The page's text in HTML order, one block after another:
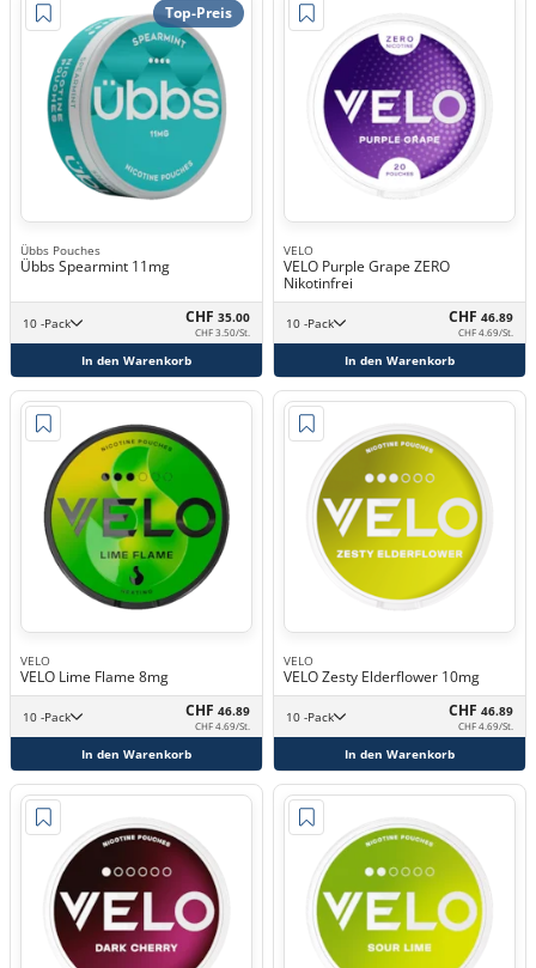
Top-Preis
Übbs Pouches
Übbs Spearmint 11mg
10 -Pack CHF 35.00
CHF 3.50/St.
In den Warenkorb
VELO
VELO Purple Grape ZERO
Nikotinfrei
10 -Pack CHF 46.89
CHF 4.69/St.
In den Warenkorb
VELO
VELO Lime Flame 8mg
10 -Pack CHF 46.89
CHF 4.69/St.
In den Warenkorb
VELO
VELO Zesty Elderflower 10mg
10 -Pack CHF 46.89
CHF 4.69/St.
In den Warenkorb